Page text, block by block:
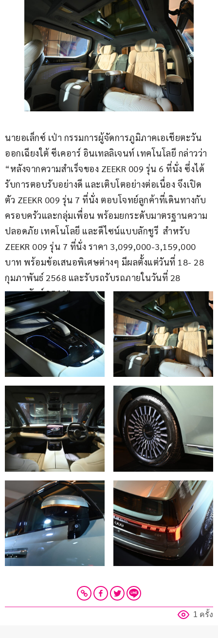
นายอเล็กซ์ เป่า กรรมการผู้จัดการภูมิภาคเอเชียตะวัน
ออกเฉียงใต้ ซีเคอาร์ อินเทลลิเจนท์ เทคโนโลยี กล่าวว่า
“หลังจากความสำเร็จของ ZEEKR 009 รุ่น 6 ที่นั่ง ซึ่งได้
รับการตอบรับอย่างดี และเติบโตอย่างต่อเนื่อง จึงเปิด
ตัว ZEEKR 009 รุ่น 7 ที่นั่ง ตอบโจทย์ลูกค้าที่เดินทางกับ
ครอบครัวและกลุ่มเพื่อน พร้อมยกระดับมาตรฐานความ
ปลอดภัย เทคโนโลยี และดีไซน์แบบลักชูรี  สำหรับ
ZEEKR 009 รุ่น 7 ที่นั่ง ราคา 3,099,000-3,159,000
บาท พร้อมข้อเสนอพิเศษต่างๆ มีผลตั้งแต่วันที่ 18- 28
กุมภาพันธ์ 2568 และรับรถรับรถภายในวันที่ 28
กุมภาพันธ์ 2568”
1 ครั้ง